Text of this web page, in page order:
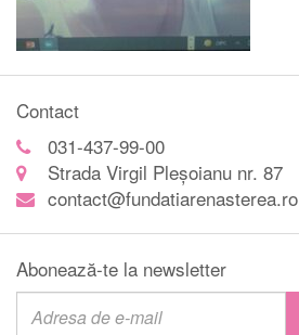
Contact
031-437-99-00
Strada Virgil Pleșoianu nr. 87
contact@fundatiarenasterea.ro
Abonează-te la newsletter